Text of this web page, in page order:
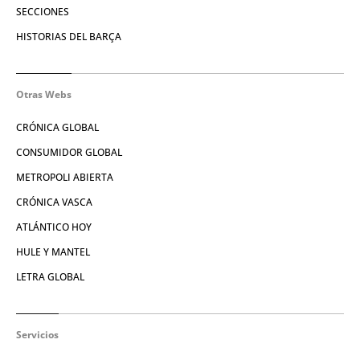
SECCIONES
HISTORIAS DEL BARÇA
Otras Webs
CRÓNICA GLOBAL
CONSUMIDOR GLOBAL
METROPOLI ABIERTA
CRÓNICA VASCA
ATLÁNTICO HOY
HULE Y MANTEL
LETRA GLOBAL
Servicios